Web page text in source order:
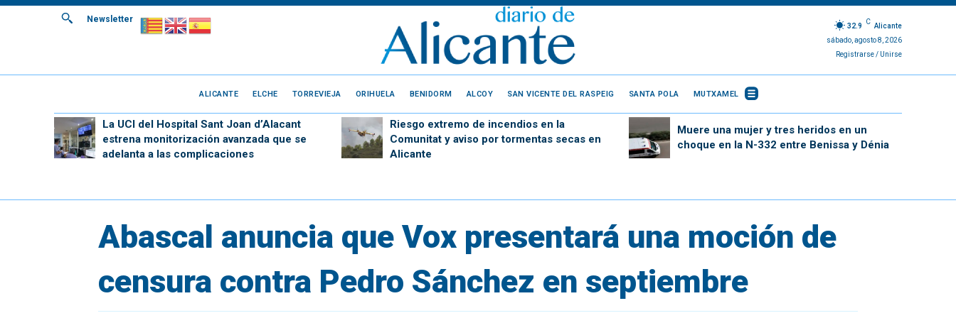
Newsletter
32.9
C
Alicante
sábado, agosto 8, 2026
Registrarse / Unirse
ALICANTE ELCHE TORREVIEJA ORIHUELA BENIDORM ALCOY SAN VICENTE DEL RASPEIG SANTA POLA MUTXAMEL
La UCI del Hospital Sant Joan d’Alacant
estrena monitorización avanzada que se
adelanta a las complicaciones
Riesgo extremo de incendios en la
Comunitat y aviso por tormentas secas en
Alicante
Muere una mujer y tres heridos en un
choque en la N-332 entre Benissa y Dénia
Abascal anuncia que Vox presentará una moción de
censura contra Pedro Sánchez en septiembre